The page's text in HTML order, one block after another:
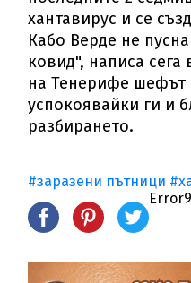
хантавирус и се
Кабо Верде не
ковид", написа
на Тенерифе шефът
успокоявайки ги и
разбирането.
#заразени пътници
Error9